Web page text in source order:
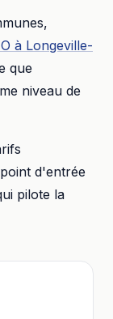
à Longeville-
que
niveau de
d'entrée
pilote la